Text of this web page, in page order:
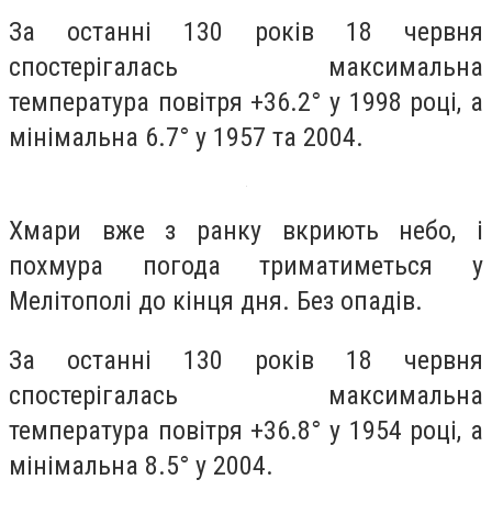
За останні 130 років 18 червня
спостерігалась максимальна
температура повітря +36.2° у 1998 році, а
мінімальна 6.7° у 1957 та 2004.
Хмари вже з ранку вкриють небо, і
похмура погода триматиметься у
Мелітополі до кінця дня. Без опадів.
За останні 130 років 18 червня
спостерігалась максимальна
температура повітря +36.8° у 1954 році, а
мінімальна 8.5° у 2004.